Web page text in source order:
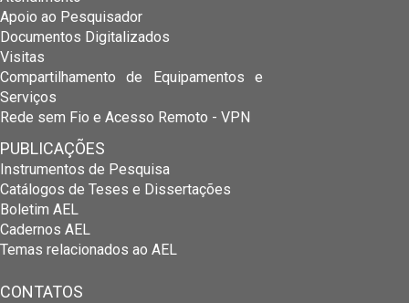
Apoio ao Pesquisador
Documentos Digitalizados
Visitas
Compartilhamento de Equipamentos e
Serviços
Rede sem Fio e Acesso Remoto - VPN
PUBLICAÇÕES
Instrumentos de Pesquisa
Catálogos de Teses e Dissertações
Boletim AEL
Cadernos AEL
Temas relacionados ao AEL
CONTATOS